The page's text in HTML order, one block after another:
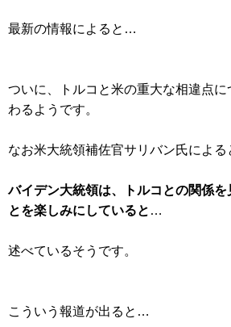
最新の情報によると…
ついに、トルコと米の重大な相違点
わるようです。
なお米大統領補佐官サリバン氏によ
バイデン大統領は、トルコとの関係を
とを楽しみにしていると …
述べているそうです。
こういう報道が出ると…